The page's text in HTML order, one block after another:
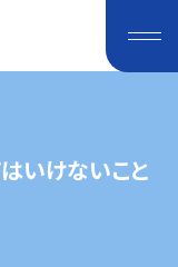
いけないこと